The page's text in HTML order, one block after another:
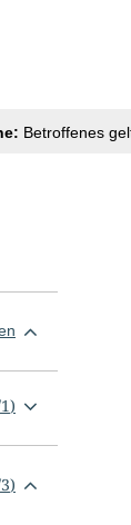
Betroffenes
1)
3)